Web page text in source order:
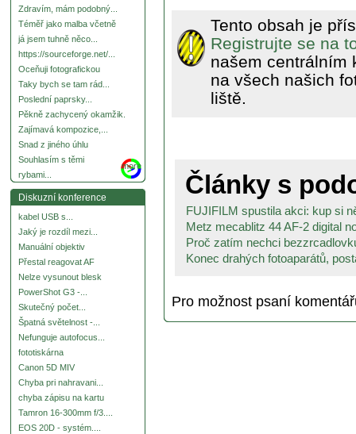
Zdravím, mám podobný...
Téměř jako malba včetně
já jsem tuhně něco...
https://sourceforge.net/...
Oceňuji fotografickou
Taky bych se tam rád...
Poslední paprsky...
Pěkně zachycený okamžik.
Zajímavá kompozice,...
Snad z jiného úhlu
Souhlasím s těmi
rybami...
more
Diskuzní konference
kabel USB s...
Jaký je rozdíl mezi...
Manuální objektiv
Přestal reagovat AF
Nelze vysunout blesk
PowerShot G3 -...
Skutečný počet...
Špatná světelnost -...
Nefunguje autofocus...
fototiskárna
Canon 5D MIV
Chyba pri nahravani...
chyba zápisu na kartu
Tamron 16-300mm f/3....
EOS 20D - systém....
Tento obsah je
Registrujte se na
našem centrálním
na všech našich
liště.
Články s
FUJIFILM spustila akci: kup si
Metz mecablitz 44 AF-2 digital
Proč zatím nechci
Konec drahých fotoaparátů,
Pro možnost psaní